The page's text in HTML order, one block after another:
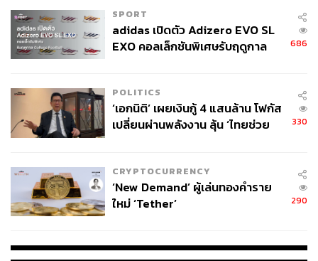
SPORT
adidas เปิดตัว Adizero EVO SL
EXO คอลเล็กชันพิเศษรับฤดูกาล
686
POLITICS
‘เอกนิติ’ เผยเงินกู้ 4 แสนล้าน โฟกัส
เปลี่ยนผ่านพลังงาน ลุ้น ‘ไทยช่วย
330
CRYPTOCURRENCY
‘New Demand’ ผู้เล่นทองคำราย
ใหม่ ‘Tether’
290